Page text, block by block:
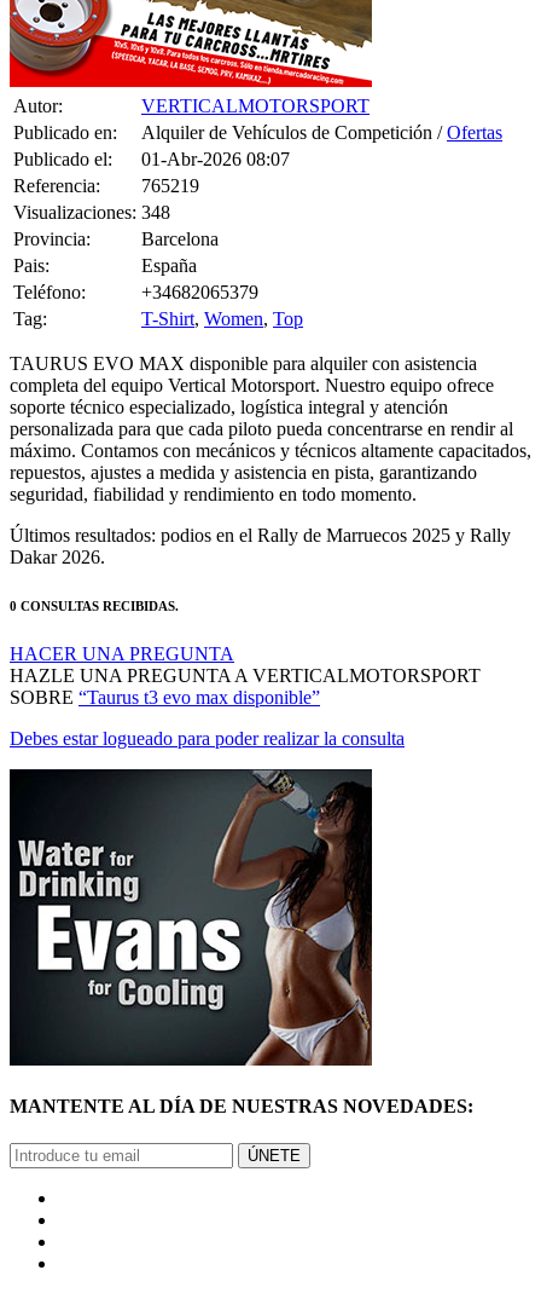
Autor:
VERTICALMOTORSPORT
Publicado en:
Alquiler de Vehículos de Competición /
Publicado el:
01-Abr-2026 08:07
Referencia:
765219
Visualizaciones:
348
Provincia:
Barcelona
Pais:
España
Teléfono:
+34682065379
Tag:
T-Shirt,Women
TAURUS EVO MAX disponible para alquiler con asistencia
completa del equipo Vertical Motorsport. Nuestro equipo ofrece
soporte técnico especializado, logística integral y atención
personalizada para que cada piloto pueda concentrarse en rendir al
máximo. Contamos con mecánicos y técnicos altamente capacitados,
repuestos, ajustes a medida y asistencia en pista, garantizando
seguridad, fiabilidad y rendimiento en todo momento.
Últimos resultados: podios en el Rally de Marruecos 2025 y Rally
Dakar 2026.
HAZLE UNA PREGUNTA A VERTICALMOTORSPORT
SOBRE“Taurus t3 evo max disponible”
Debes estar logueado para poder realizar la consulta